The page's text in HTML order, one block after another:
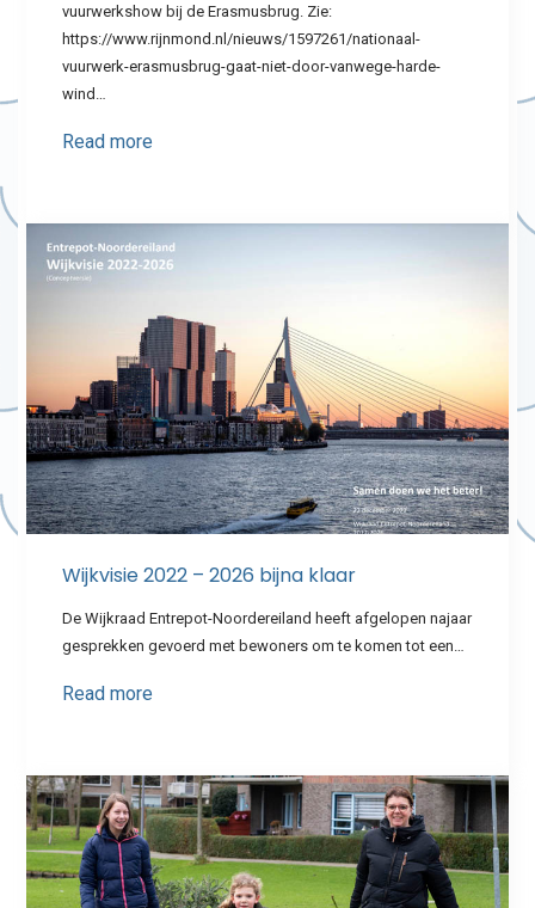
vuurwerkshow bij de Erasmusbrug. Zie:
https://www.rijnmond.nl/nieuws/1597261/nationaal-
vuurwerk-erasmusbrug-gaat-niet-door-vanwege-harde-
wind…
Read more
Wijkvisie 2022 – 2026 bijna klaar
De Wijkraad Entrepot-Noordereiland heeft afgelopen najaar
gesprekken gevoerd met bewoners om te komen tot een…
Read more